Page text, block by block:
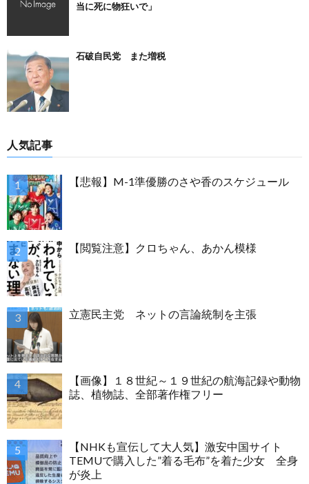
当に死に物狂いで」
石破自民党 また増税
人気記事
【悲報】M-1準優勝のさや香のスケジュール
【閲覧注意】クロちゃん、あかん模様
立憲民主党 ネットの言論統制を主張
【画像】１８世紀～１９世紀の航海記録や動物
誌、植物誌、全部著作権フリー
【NHKも宣伝して大人気】激安中国サイト
TEMUで購入した”着る毛布”を着た少女 全身
が炎上